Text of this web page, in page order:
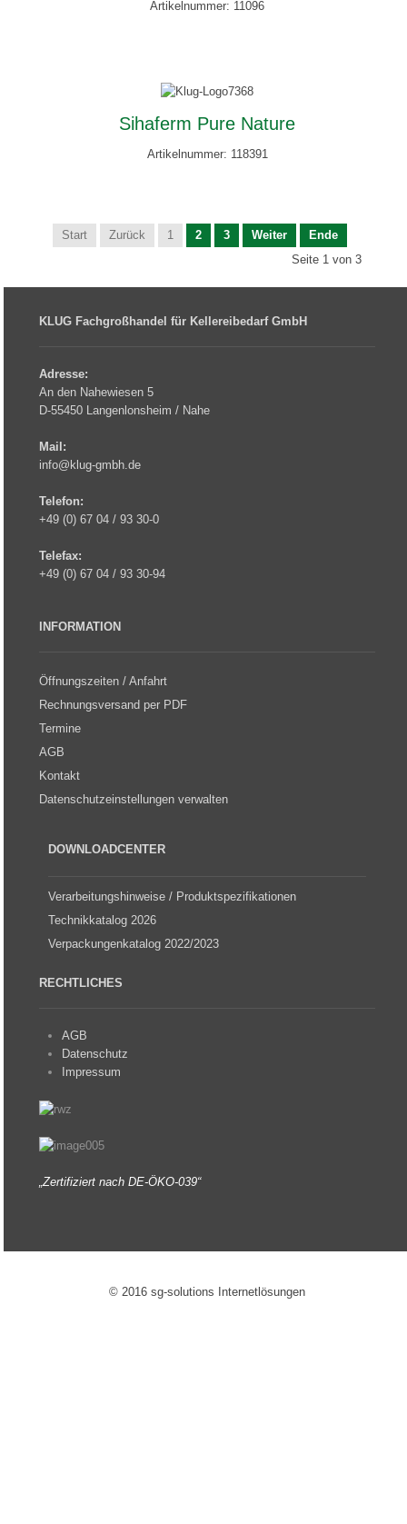
Artikelnummer: 11096
Sihaferm Pure Nature
Artikelnummer: 118391
Start Zurück 1 2 3 Weiter
Ende
Seite 1 von 3
KLUG Fachgroßhandel für Kellereibedarf GmbH
Adresse:
An den Nahewiesen 5
D-55450 Langenlonsheim / Nahe
Mail:
info@klug-gmbh.de
Telefon:
+49 (0) 67 04 / 93 30-0
Telefax:
+49 (0) 67 04 / 93 30-94
INFORMATION
Öffnungszeiten / Anfahrt
Rechnungsversand per PDF
Termine
AGB
Kontakt
Datenschutzeinstellungen verwalten
DOWNLOADCENTER
Verarbeitungshinweise / Produktspezifikationen
Technikkatalog 2026
Verpackungenkatalog 2022/2023
RECHTLICHES
AGB
Datenschutz
Impressum
„Zertifiziert nach DE-ÖKO-039“
© 2016 sg-solutions Internetlösungen